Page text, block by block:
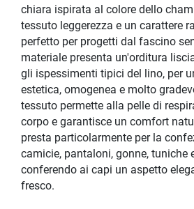
chiara ispirata al colore dello
tessuto leggerezza e un carattere
perfetto per progetti dal fascino
materiale presenta un'orditura
gli ispessimenti tipici del lino, per
estetica, omogenea e molto
tessuto permette alla pelle di
corpo e garantisce un comfort
presta particolarmente per la
camicie, pantaloni, gonne, tuniche
conferendo ai capi un aspetto
fresco.